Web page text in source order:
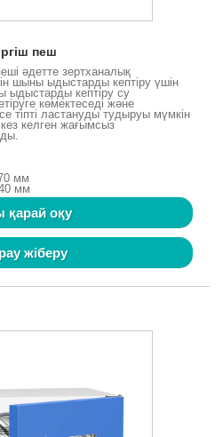
пеш
әдетте зертханалық
шыны ыдыстарды кептіру үшін
кептіру су
көмектеседі және
тіпті ластануды тудыруы мүмкін
келген жағымсыз
мм
мм
қарай оқу
жіберу